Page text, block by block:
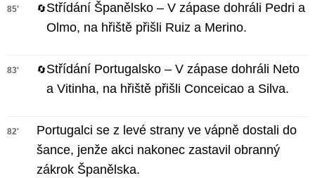
85' 🔄Střídání Španělsko – V zápase dohráli Pedri a
Olmo, na hřiště přišli Ruiz a Merino.
83' 🔄Střídání Portugalsko – V zápase dohráli Neto
a Vitinha, na hřiště přišli Conceicao a Silva.
82'
Portugalci se z levé strany ve vápně dostali do
šance, jenže akci nakonec zastavil obranný
zákrok Španělska.